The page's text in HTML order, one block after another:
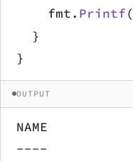
		fmt.
Printf(
	}
}
OUTPUT
NAME
----